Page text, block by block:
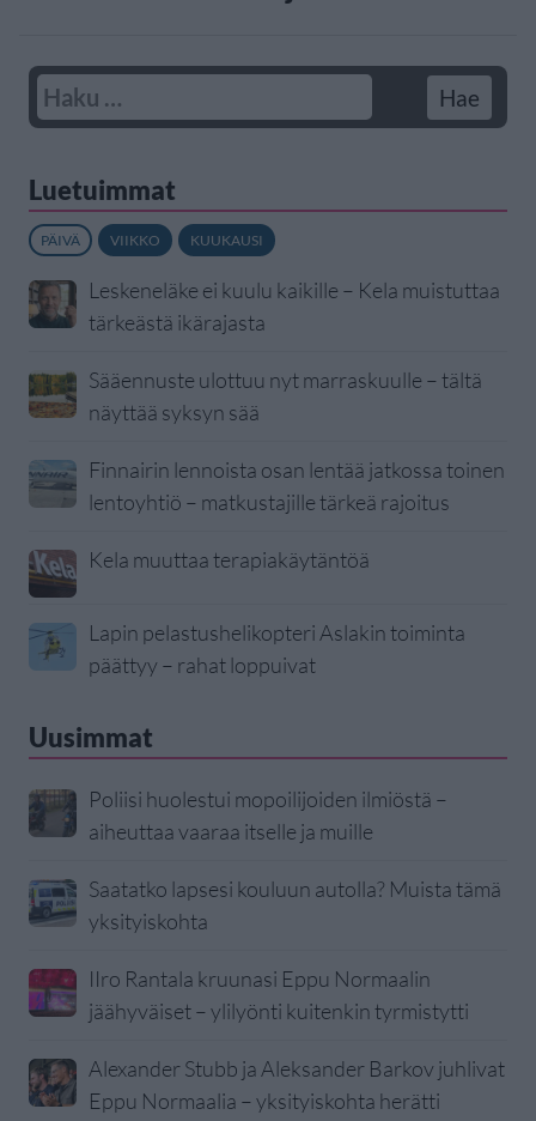
Luetuimmat
PÄIVÄ VIIKKO KUUKAUSI
Leskeneläke ei kuulu kaikille – Kela muistuttaa
tärkeästä ikärajasta
Sääennuste ulottuu nyt marraskuulle – tältä
näyttää syksyn sää
Finnairin lennoista osan lentää jatkossa toinen
lentoyhtiö – matkustajille tärkeä rajoitus
Kela muuttaa terapiakäytäntöä
Lapin pelastushelikopteri Aslakin toiminta
päättyy – rahat loppuivat
Uusimmat
Poliisi huolestui mopoilijoiden ilmiöstä –
aiheuttaa vaaraa itselle ja muille
Saatatko lapsesi kouluun autolla? Muista tämä
yksityiskohta
IIro Rantala kruunasi Eppu Normaalin
jäähyväiset – ylilyönti kuitenkin tyrmistytti
Alexander Stubb ja Aleksander Barkov juhlivat
Eppu Normaalia – yksityiskohta herätti